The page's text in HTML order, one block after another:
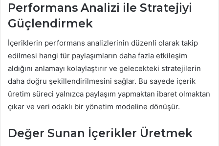
Performans Analizi ile Stratejiyi
Güçlendirmek
İçeriklerin performans analizlerinin düzenli olarak takip
edilmesi hangi tür paylaşımların daha fazla etkileşim
aldığını anlamayı kolaylaştırır ve gelecekteki stratejilerin
daha doğru şekillendirilmesini sağlar. Bu sayede içerik
üretim süreci yalnızca paylaşım yapmaktan ibaret olmaktan
çıkar ve veri odaklı bir yönetim modeline dönüşür.
Değer Sunan İçerikler Üretmek